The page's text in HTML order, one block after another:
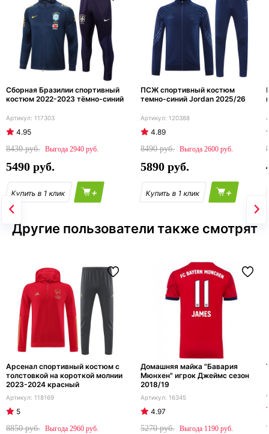
Сборная Бразилии спортивный
костюм 2022-2023 тёмно-синий
117303
4.95
8430
2940
5490
+
ПСЖ спортивный костюм
темно-синий Jordan 2025/26
120388
4.89
8490
2600
5890
+
Другие пользователи также смотрят
Арсенал спортивный костюм с
толстовкой на короткой молнии
2023-2024 красный
118169
5
8850
2960
Домашняя майка "Бавария
Мюнхен" игрок Джеймс сезон
2018/19
16345
4.97
5270
1190